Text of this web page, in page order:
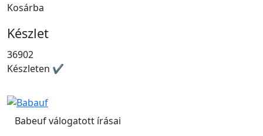
Kosárba
Készlet
36902
Készleten ✔
Babeuf válogatott írásai